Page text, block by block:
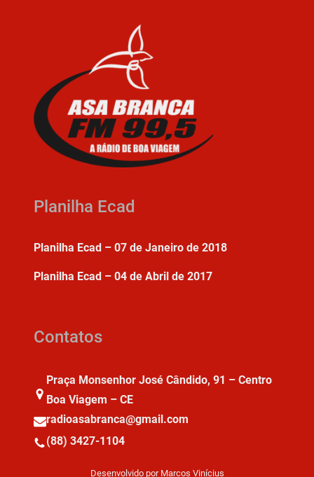
Planilha Ecad
Planilha Ecad – 07 de Janeiro de 2018
Planilha Ecad – 04 de Abril de 2017
Contatos
Praça Monsenhor José Cândido, 91 – Centro
Boa Viagem – CE
radioasabranca@gmail.com
(88) 3427-1104
Desenvolvido por Marcos Vinícius